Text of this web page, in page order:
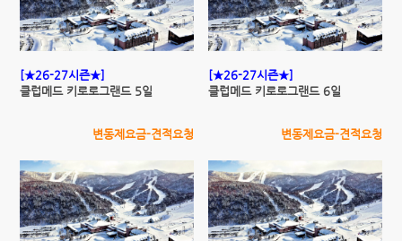
[★26-27시즌★]
클럽메드 키로로그랜드 5일
변동제요금-견적요청
[★26-27시즌★]
클럽메드 키로로그랜드 6일
변동제요금-견적요청